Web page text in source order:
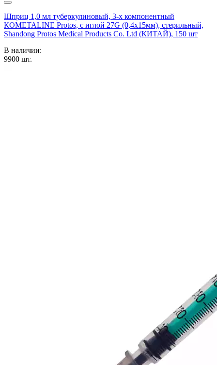
Шприц 1,0 мл туберкулиновый, 3-х компонентный
КОМЕТАLINE Protos, c иглой 27G (0,4х15мм), стерильный,
Shandong Protos Medical Products Co. Ltd (КИТАЙ), 150 шт
В наличии:
9900 шт.